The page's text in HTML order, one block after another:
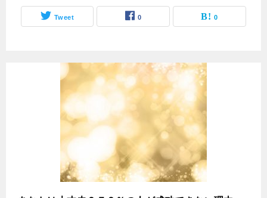
Tweet 0 0